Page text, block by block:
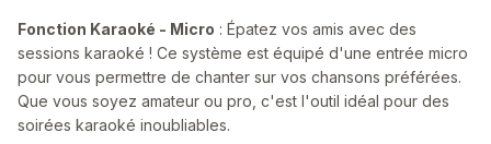
Fonction Karaoké - Micro : Épatez vos amis avec des
sessions karaoké ! Ce système est équipé d'une entrée micro
pour vous permettre de chanter sur vos chansons préférées.
Que vous soyez amateur ou pro, c'est l'outil idéal pour des
soirées karaoké inoubliables.